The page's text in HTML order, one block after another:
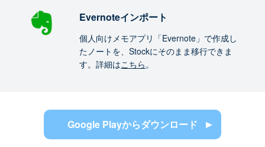
Evernoteインポート
個人向けメモアプリ「Evernote」で作成し
たノートを、Stockにそのまま移行できま
す。詳細はこちら。
Google Playからダウンロード